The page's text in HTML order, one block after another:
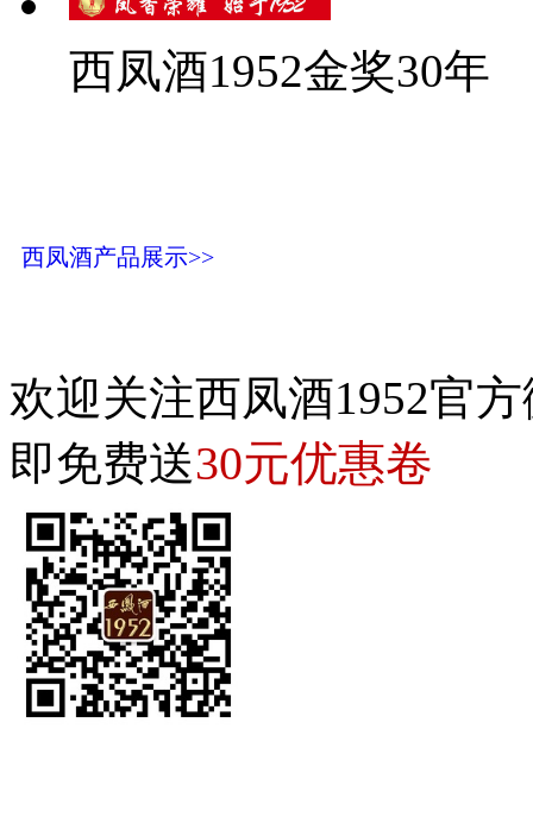
西凤酒1952金奖30年
西凤酒产品展示>>
欢迎关注西凤酒1952官
即免费送30元优惠卷